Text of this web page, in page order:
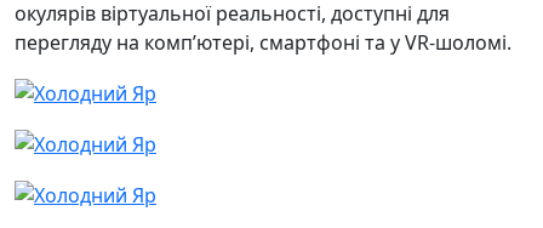
окулярів віртуальної реальності, доступні для
перегляду на комп’ютері, смартфоні та у VR-шоломі.